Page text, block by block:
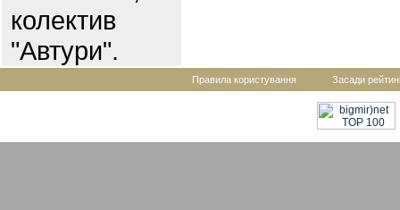
колектив
"Автури".
Правила користування Засади